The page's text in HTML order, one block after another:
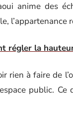
anime des
l’appartenance
régler la
rien à faire de
public.